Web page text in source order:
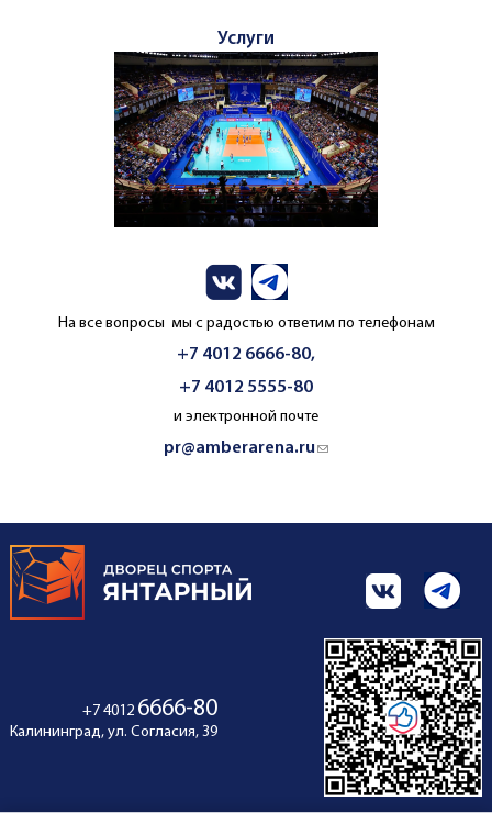
Услуги
На все вопросы мы с радостью ответим по телефонам
+7 4012 6666-80,
+7 4012 5555-80
и электронной почте
pr@amberarena.ru(link sends e-mail)
+7 4012 6666-80
Калининград, ул. Согласия, 39